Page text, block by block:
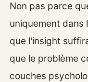
Non pas parce
uniquement dans
que l'insight
que le problème
couches